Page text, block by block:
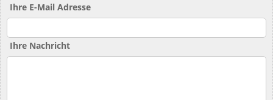
Ihre E-Mail Adresse
Ihre Nachricht